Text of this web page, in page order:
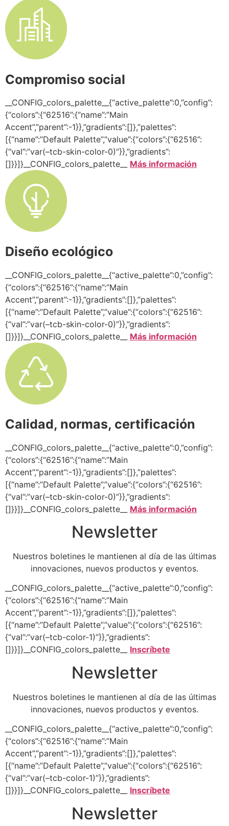
Compromiso social
__CONFIG_colors_palette__{“active_palette”:0,”config”:
{“colors”:{“62516”:{“name”:”Main
Accent”,”parent”:-1}},”gradients”:[]},”palettes”:
[{“name”:”Default Palette”,”value”:{“colors”:{“62516”:
{“val”:”var(–tcb-skin-color-0)”}},”gradients”:
[]}}]}__CONFIG_colors_palette__ Más información
Diseño ecológico
__CONFIG_colors_palette__{“active_palette”:0,”config”:
{“colors”:{“62516”:{“name”:”Main
Accent”,”parent”:-1}},”gradients”:[]},”palettes”:
[{“name”:”Default Palette”,”value”:{“colors”:{“62516”:
{“val”:”var(–tcb-skin-color-0)”}},”gradients”:
[]}}]}__CONFIG_colors_palette__ Más información
Calidad, normas, certificación
__CONFIG_colors_palette__{“active_palette”:0,”config”:
{“colors”:{“62516”:{“name”:”Main
Accent”,”parent”:-1}},”gradients”:[]},”palettes”:
[{“name”:”Default Palette”,”value”:{“colors”:{“62516”:
{“val”:”var(–tcb-skin-color-0)”}},”gradients”:
[]}}]}__CONFIG_colors_palette__ Más información
Newsletter
Nuestros boletines le mantienen al día de las últimas
innovaciones, nuevos productos y eventos.
__CONFIG_colors_palette__{“active_palette”:0,”config”:
{“colors”:{“62516”:{“name”:”Main
Accent”,”parent”:-1}},”gradients”:[]},”palettes”:
[{“name”:”Default Palette”,”value”:{“colors”:{“62516”:
{“val”:”var(–tcb-color-1)”}},”gradients”:
[]}}]}__CONFIG_colors_palette__ Inscríbete
Newsletter
Nuestros boletines le mantienen al día de las últimas
innovaciones, nuevos productos y eventos.
__CONFIG_colors_palette__{“active_palette”:0,”config”:
{“colors”:{“62516”:{“name”:”Main
Accent”,”parent”:-1}},”gradients”:[]},”palettes”:
[{“name”:”Default Palette”,”value”:{“colors”:{“62516”:
{“val”:”var(–tcb-color-1)”}},”gradients”:
[]}}]}__CONFIG_colors_palette__ Inscríbete
Newsletter